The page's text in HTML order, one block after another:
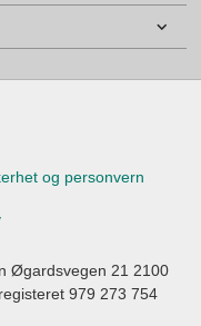
og personvern
Øgardsvegen 21 2100
979 273 754